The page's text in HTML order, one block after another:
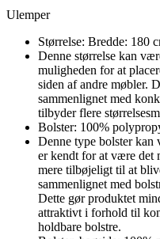
Ulemper
Størrelse: Bredde: 180
Denne størrelse kan
muligheden for at
siden af andre møbler.
sammenlignet med
tilbyder flere
Bolster: 100%
Denne type bolster
er kendt for at være det
mere tilbøjeligt til at
sammenlignet med
Dette gør produktet
attraktivt i forhold til
holdbare bolstre.